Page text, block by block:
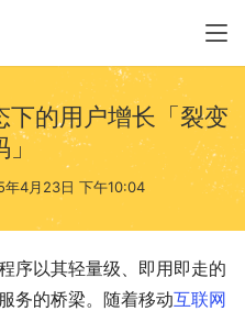
下的用户增长「裂变
」
年4月23日 下午10:04
序以其轻量级、即用即走的
务的桥梁。随着移动互联网